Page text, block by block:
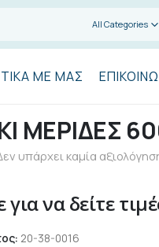
All Categories
ΜΕ ΜΑΣ
ΜΕΡΙΔΕΣ
υπάρχει καμία
για να δείτε
20-38-0016